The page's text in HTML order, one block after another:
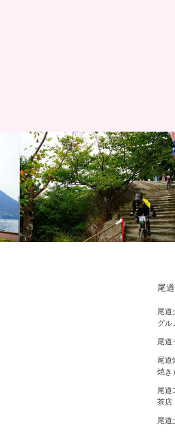
RED BULL HOLY RIDE 2016 大迫
尾
尾道
グル
尾道
尾道
焼き）
尾道
茶店
尾道